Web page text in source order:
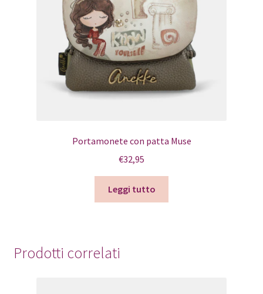
Portamonete con patta Muse
€32,95
Leggi tutto
Prodotti correlati